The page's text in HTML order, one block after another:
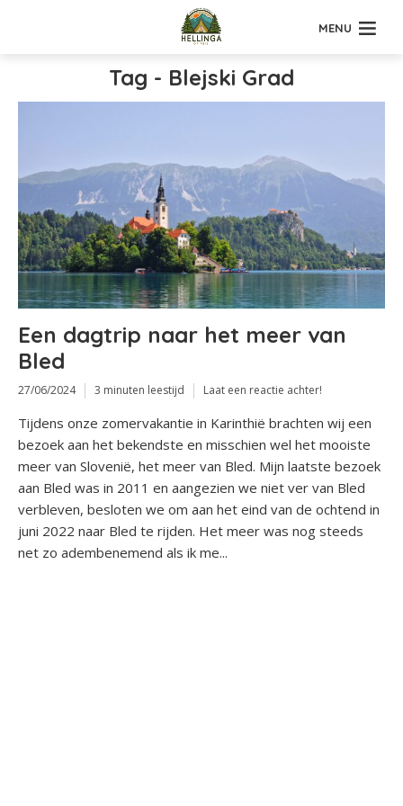
MENU
Tag - Blejski Grad
Een dagtrip naar het meer van
Bled
27/06/2024 3 minuten leestijd Laat een reactie achter!
Tijdens onze zomervakantie in Karinthië brachten wij een
bezoek aan het bekendste en misschien wel het mooiste
meer van Slovenië, het meer van Bled. Mijn laatste bezoek
aan Bled was in 2011 en aangezien we niet ver van Bled
verbleven, besloten we om aan het eind van de ochtend in
juni 2022 naar Bled te rijden. Het meer was nog steeds
net zo adembenemend als ik me...